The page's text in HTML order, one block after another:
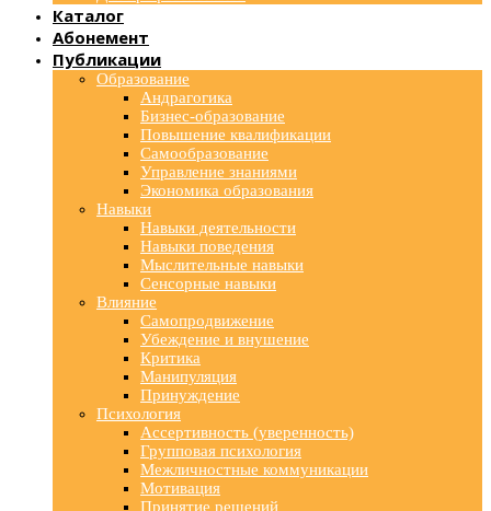
Каталог
Абонемент
Публикации
Образование
Андрагогика
Бизнес-образование
Повышение квалификации
Самообразование
Управление знаниями
Экономика образования
Навыки
Навыки деятельности
Навыки поведения
Мыслительные навыки
Сенсорные навыки
Влияние
Самопродвижение
Убеждение и внушение
Критика
Манипуляция
Принуждение
Психология
Ассертивность (уверенность)
Групповая психология
Межличностные коммуникации
Мотивация
Принятие решений